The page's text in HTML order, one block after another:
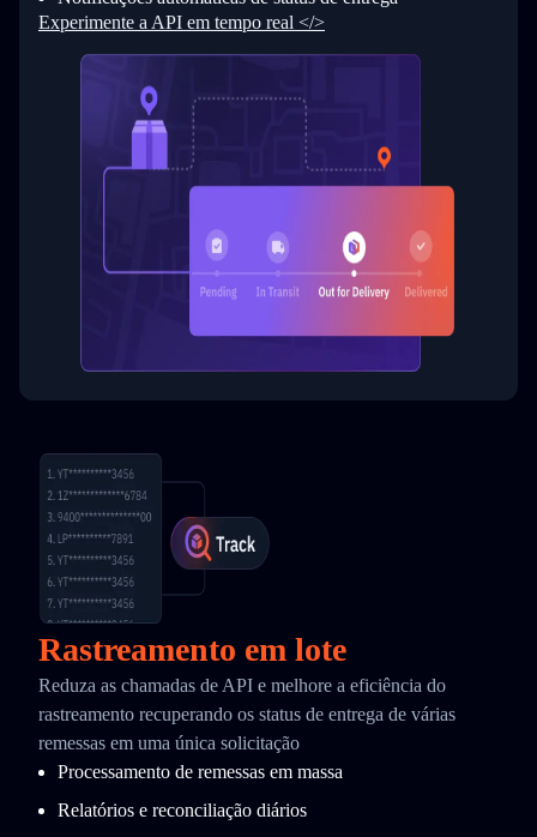
Experimente a API em tempo real </>
Rastreamento em lote
Reduza as chamadas de API e melhore a eficiência do
rastreamento recuperando os status de entrega de várias
remessas em uma única solicitação
Processamento de remessas em massa
Relatórios e reconciliação diários